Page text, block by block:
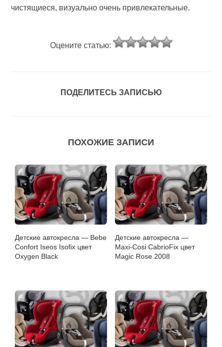
чистящиеся, визуально очень привлекательные.
Оцените статью:
ПОДЕЛИТЕСЬ ЗАПИСЬЮ
ПОХОЖИЕ ЗАПИСИ
Детские автокресла — Bebe
Confort Iseos Isofix цвет
Oxygen Black
Детские автокресла —
Maxi-Cosi CabrioFix цвет
Magic Rose 2008